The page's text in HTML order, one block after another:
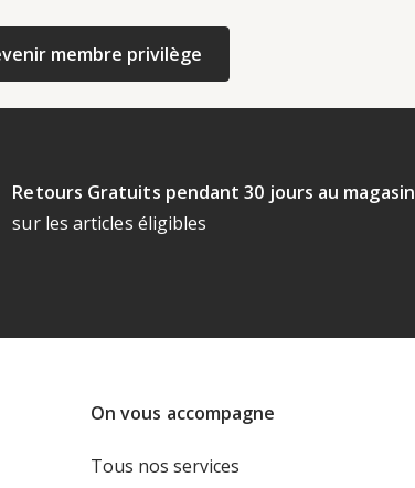
membre privilège
Retours Gratuits pendant 30 jours au magasin
sur les articles éligibles
On vous accompagne
Tous nos services